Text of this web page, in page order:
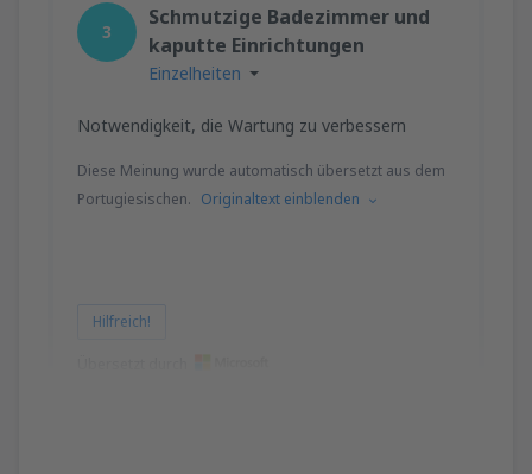
3
Schmutzige Badezimmer und
kaputte Einrichtungen
Einzelheiten
Notwendigkeit, die Wartung zu verbessern
Diese Meinung wurde automatisch übersetzt aus dem
Portugiesischen. Originaltext einblenden
Hilfreich!